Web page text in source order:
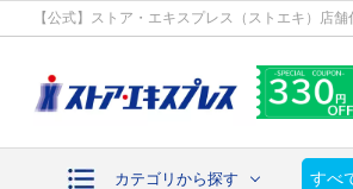
【公式】ストア・エキスプレス（ストエキ）店
カテゴリから探す すべ